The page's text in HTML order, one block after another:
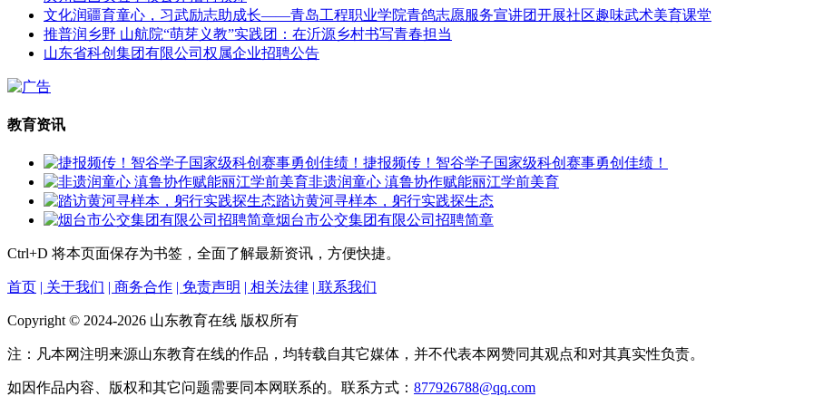
文化润疆育童心，习武励志助成长——青岛工程职业学院青鸽志愿服务宣讲团开展社区趣味武术美育课堂
推普润乡野 山航院“萌芽义教”实践团：在沂源乡村书写青春担当
山东省科创集团有限公司权属企业招聘公告
教育资讯
捷报频传！智谷学子国家级科创赛事勇创佳绩！
非遗润童心 滇鲁协作赋能丽江学前美育
踏访黄河寻样本，躬行实践探生态
烟台市公交集团有限公司招聘简章
Ctrl+D 将本页面保存为书签，全面了解最新资讯，方便快捷。
首页 | 关于我们 | 商务合作 | 免责声明 | 相关法律 | 联系我们
Copyright © 2024-2026 山东教育在线 版权所有
注：凡本网注明来源山东教育在线的作品，均转载自其它媒体，并不代表本网赞同其观点和对其真实性负责。
如因作品内容、版权和其它问题需要同本网联系的。联系方式： 877926788@qq.com